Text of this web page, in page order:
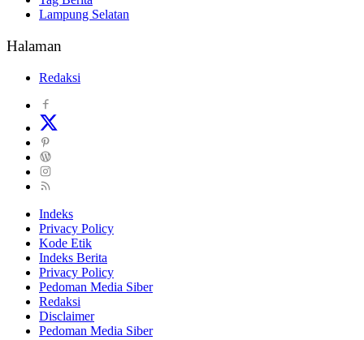
Lampung Selatan
Halaman
Redaksi
Indeks
Privacy Policy
Kode Etik
Indeks Berita
Privacy Policy
Pedoman Media Siber
Redaksi
Disclaimer
Pedoman Media Siber